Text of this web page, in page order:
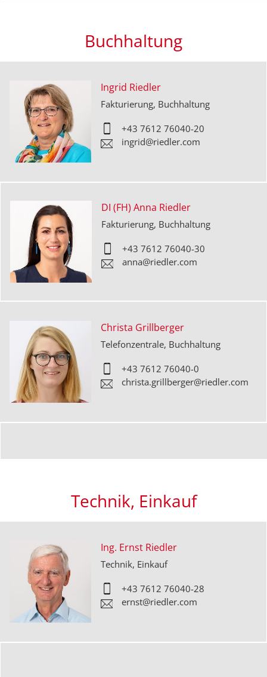
Buchhaltung
Ingrid Riedler
Fakturierung, Buchhaltung
+43 7612 76040-20
ingrid@riedler.com
DI (FH) Anna Riedler
Fakturierung, Buchhaltung
+43 7612 76040-30
anna@riedler.com
Christa Grillberger
Telefonzentrale, Buchhaltung
+43 7612 76040-0
christa.grillberger@riedler.com
Technik, Einkauf
Ing. Ernst Riedler
Technik, Einkauf
+43 7612 76040-28
ernst@riedler.com